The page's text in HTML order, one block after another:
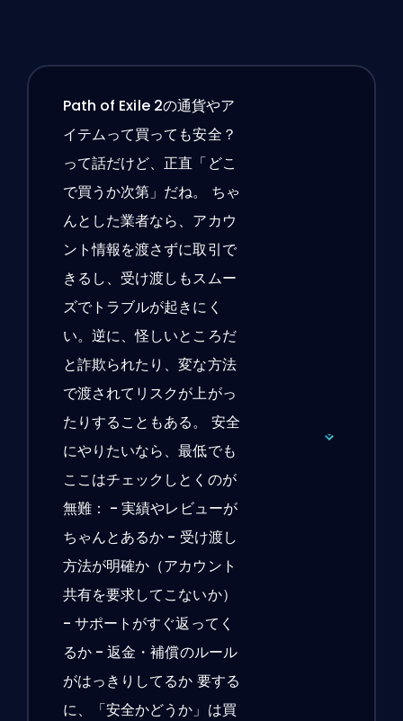
Path of Exile 2の通貨やア
イテムって買っても安全？
って話だけど、正直「どこ
で買うか次第」だね。 ちゃ
んとした業者なら、アカウ
ント情報を渡さずに取引で
きるし、受け渡しもスムー
ズでトラブルが起きにく
い。逆に、怪しいところだ
と詐欺られたり、変な方法
で渡されてリスクが上がっ
たりすることもある。 安全
にやりたいなら、最低でも
ここはチェックしとくのが
無難： - 実績やレビューが
ちゃんとあるか - 受け渡し
方法が明確か（アカウント
共有を要求してこないか）
- サポートがすぐ返ってく
るか - 返金・補償のルール
がはっきりしてるか 要する
に、「安全かどうか」は買